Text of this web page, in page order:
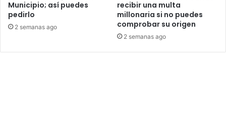
Municipio; así puedes
pedirlo
2 semanas ago
recibir una multa
millonaria si no puedes
comprobar su origen
2 semanas ago